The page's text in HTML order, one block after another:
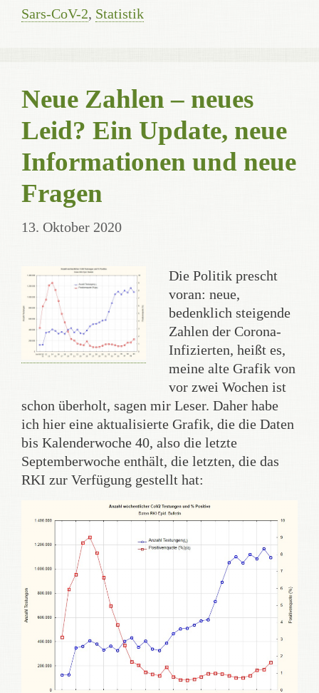
Sars-CoV-2, Statistik
Neue Zahlen – neues
Leid? Ein Update, neue
Informationen und neue
Fragen
13. Oktober 2020
Die Politik prescht
voran: neue,
bedenklich steigende
Zahlen der Corona-
Infizierten, heißt es,
meine alte Grafik von
vor zwei Wochen ist
schon überholt, sagen mir Leser. Daher habe
ich hier eine aktualisierte Grafik, die die Daten
bis Kalenderwoche 40, also die letzte
Septemberwoche enthält, die letzten, die das
RKI zur Verfügung gestellt hat: